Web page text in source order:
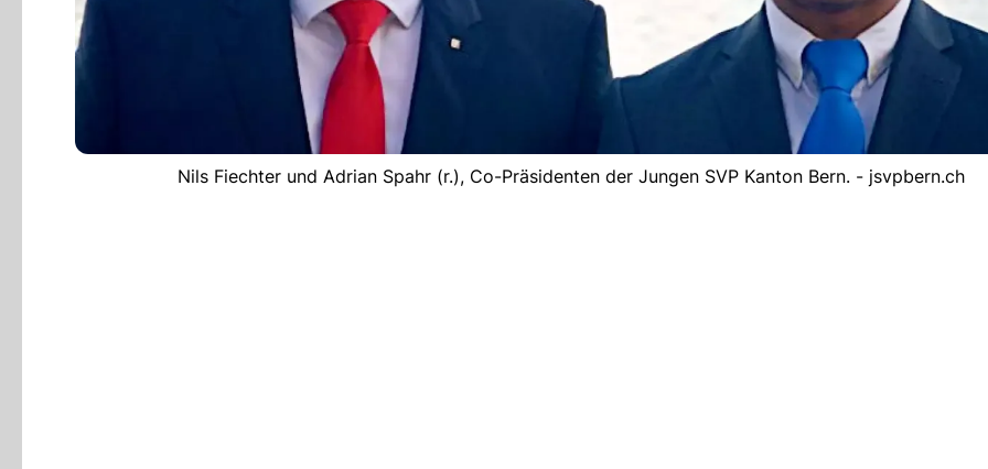
Nils Fiechter und Adrian Spahr (r.), Co-Präsidenten der Jungen SVP Kanton Bern. - jsvpbern.ch